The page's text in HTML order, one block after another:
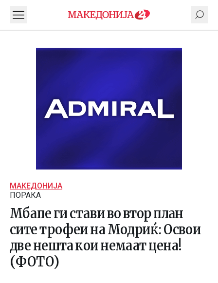
МАКЕДОНИЈА
ПОРАКА
Мбапе ги стави во втор план
сите трофеи на Модриќ: Освои
две нешта кои немаат цена!
(ФОТО)